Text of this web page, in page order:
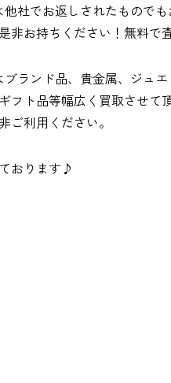
社でお返しされたものでも
非お持ちください！無料で
ランド品、貴金属、ジュエ
フト品等幅広く買取させて
ご利用ください。
おります♪